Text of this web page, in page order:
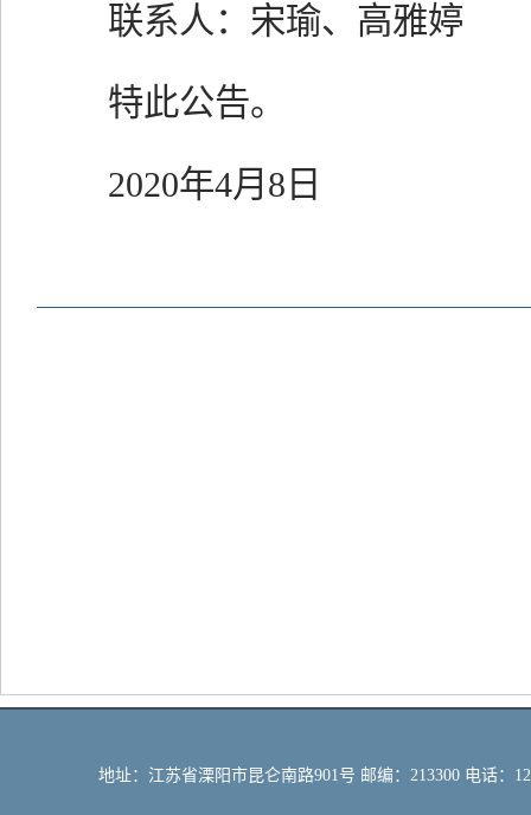
联系人：宋瑜、高雅婷
特此公告。
2020年4月8日
地址：江苏省溧阳市昆仑南路901号 邮编：213300 电话：